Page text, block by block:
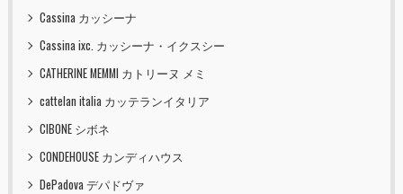
Cassina カッシーナ
Cassina ixc. カッシーナ・イクスシー
CATHERINE MEMMI カトリーヌ メミ
cattelan italia カッテランイタリア
CIBONE シボネ
CONDEHOUSE カンディハウス
DePadova デパドヴァ